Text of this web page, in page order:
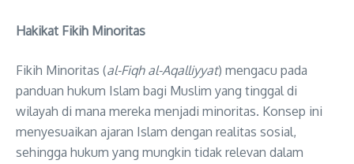
Hakikat Fikih Minoritas
Fikih Minoritas (al-Fiqh al-Aqalliyyat) mengacu pada
panduan hukum Islam bagi Muslim yang tinggal di
wilayah di mana mereka menjadi minoritas. Konsep ini
menyesuaikan ajaran Islam dengan realitas sosial,
sehingga hukum yang mungkin tidak relevan dalam